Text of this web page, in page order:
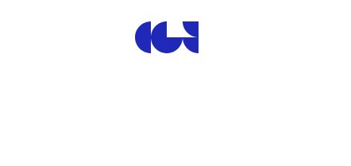
Centre de la Gravure et de